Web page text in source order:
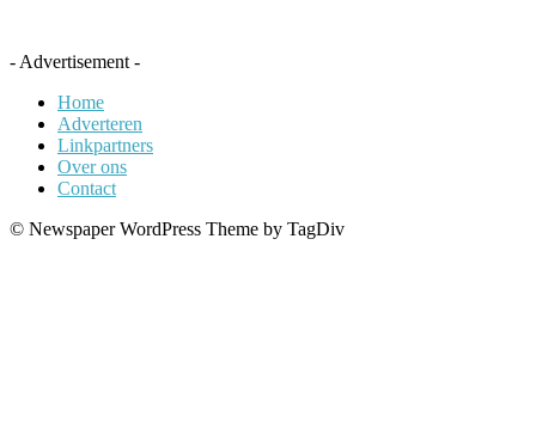
- Advertisement -
Home
Adverteren
Linkpartners
Over ons
Contact
© Newspaper WordPress Theme by TagDiv